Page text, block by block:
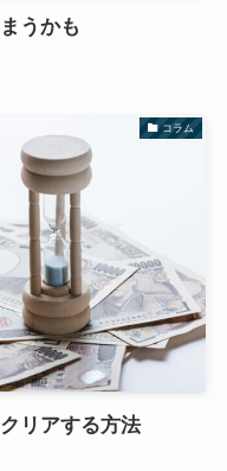
うかも
コラム
リアする方法